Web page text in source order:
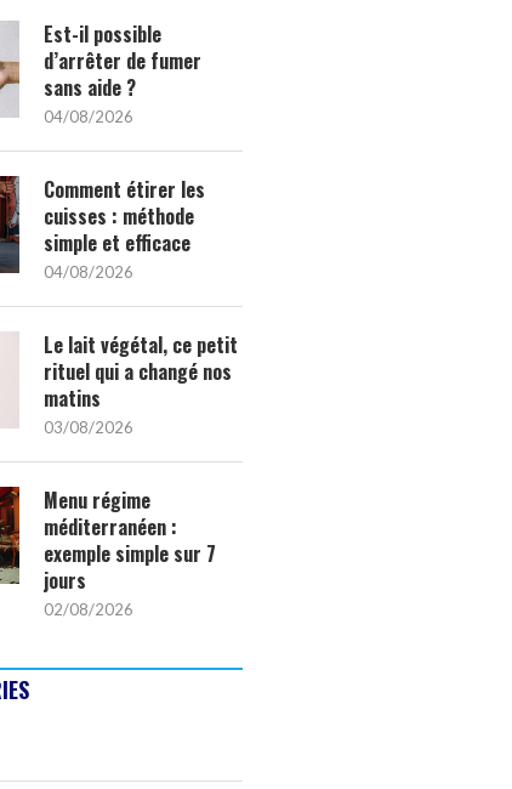
Est-il possible
d’arrêter de fumer
sans aide ?
04/08/2026
Comment étirer les
cuisses : méthode
simple et efficace
04/08/2026
Le lait végétal, ce petit
rituel qui a changé nos
matins
03/08/2026
Menu régime
méditerranéen :
exemple simple sur 7
jours
02/08/2026